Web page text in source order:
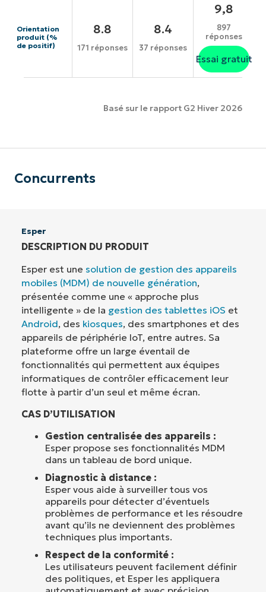
Orientation
produit (%
de positif)
8.8
171 réponses
8.4
37 réponses
9,8
897
réponses
Essai gratuit
Basé sur le rapport G2 Hiver 2026
Concurrents
Esper
DESCRIPTION DU PRODUIT
Esper est une solution de gestion des appareils
mobiles (MDM) de nouvelle génération,
présentée comme une « approche plus
intelligente » de la gestion des tablettes iOS et
Android, des kiosques, des smartphones et des
appareils de périphérie IoT, entre autres. Sa
plateforme offre un large éventail de
fonctionnalités qui permettent aux équipes
informatiques de contrôler efficacement leur
flotte à partir d’un seul et même écran.
CAS D’UTILISATION
Gestion centralisée des appareils :
Esper propose ses fonctionnalités MDM
dans un tableau de bord unique.
Diagnostic à distance :
Esper vous aide à surveiller tous vos
appareils pour détecter d’éventuels
problèmes de performance et les résoudre
avant qu’ils ne deviennent des problèmes
techniques plus importants.
Respect de la conformité :
Les utilisateurs peuvent facilement définir
des politiques, et Esper les appliquera